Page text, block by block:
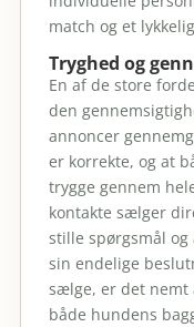
match og et
Tryghed og
En af de store
den
annoncer
er korrekte, og at
trygge gennem
kontakte sælger
stille spørgsmål
sin endelige
sælge, er det nemt
både hundens